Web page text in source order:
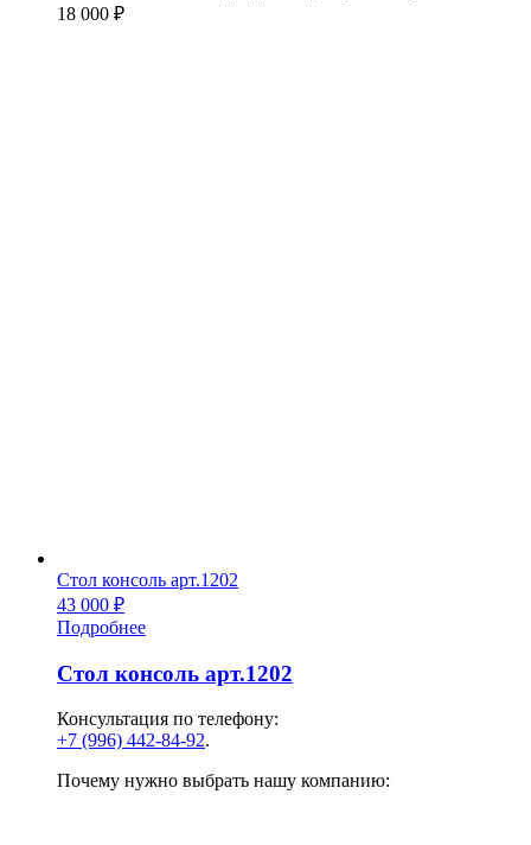
18 000 ₽
Стол консоль арт.1202
43 000 ₽
Подробнее
Стол консоль арт.1202
Консультация по телефону:
+7 (996) 442-84-92.
Почему нужно выбрать нашу компанию: